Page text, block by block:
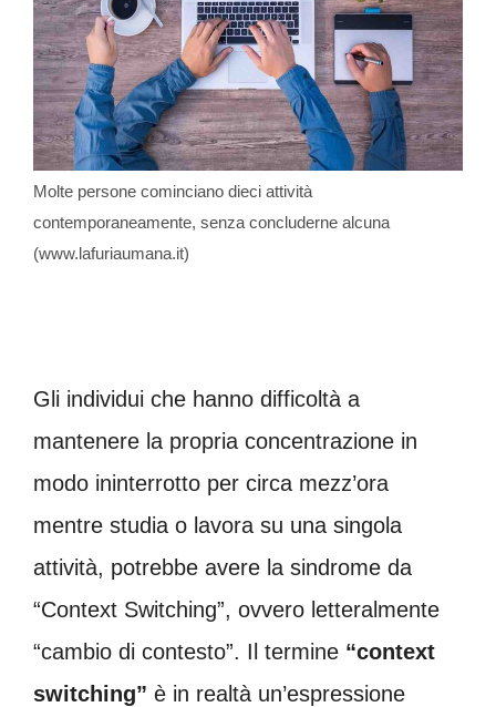
Molte persone cominciano dieci attività
contemporaneamente, senza concluderne alcuna
(www.lafuriaumana.it)
Gli individui che hanno difficoltà a
mantenere la propria concentrazione in
modo ininterrotto per circa mezz’ora
mentre studia o lavora su una singola
attività, potrebbe avere la sindrome da
“Context Switching”, ovvero letteralmente
“cambio di contesto”. Il termine “context
switching” è in realtà un’espressione